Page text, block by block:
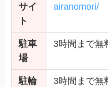
サイ
ト
airanomori/
駐車
場
3時間まで無
駐輪
3時間まで無